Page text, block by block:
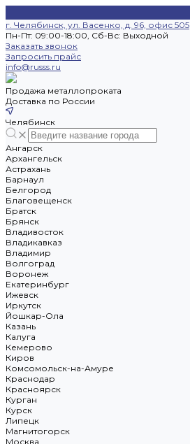
г. Челябинск, ул. Васенко, д. 96, офис 505
Пн-Пт: 09:00-18:00, Cб-Вс: Выходной
Заказать звонок
Запросить прайс
info@russs.ru
Продажа металлопроката
Доставка по России
Челябинск
Ангарск
Архангельск
Астрахань
Барнаул
Белгород
Благовещенск
Братск
Брянск
Владивосток
Владикавказ
Владимир
Волгоград
Воронеж
Екатеринбург
Ижевск
Иркутск
Йошкар-Ола
Казань
Калуга
Кемерово
Киров
Комсомольск-на-Амуре
Краснодар
Красноярск
Курган
Курск
Липецк
Магнитогорск
Москва